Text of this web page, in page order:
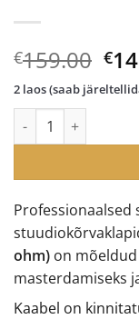
€159.00
oli:
€
ohm) on
masterdamiseks
Kaabel on
2 laos (saab
Beyerdynamic DT